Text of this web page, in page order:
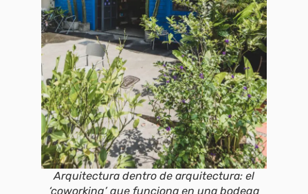
Arquitectura dentro de arquitectura: el
‘coworking’ que funciona en una bodega